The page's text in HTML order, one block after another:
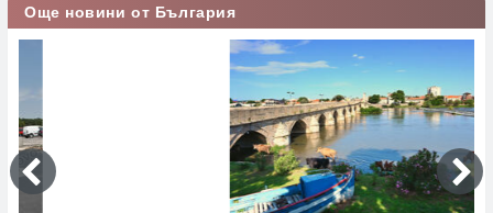
Още новини от България